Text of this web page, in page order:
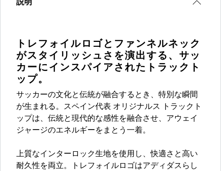
説明
トレフォイルロゴとファンネルネック
がスタイリッシュさを演出する、サッ
カーにインスパイアされたトラックト
ップ。​
サッカーの文化と伝統が融合するとき、特別な瞬間
が生まれる。​スペイン代表 オリジナルス トラックト
ップは、伝統と現代的な感性を融合させ、アウェイ
ジャージのエネルギーをまとう一着。
上質なインターロック生地を使用し、快適さと高い
耐久性を両立。トレフォイルロゴはアディダスらし